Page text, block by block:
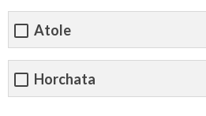
Atole
Horchata